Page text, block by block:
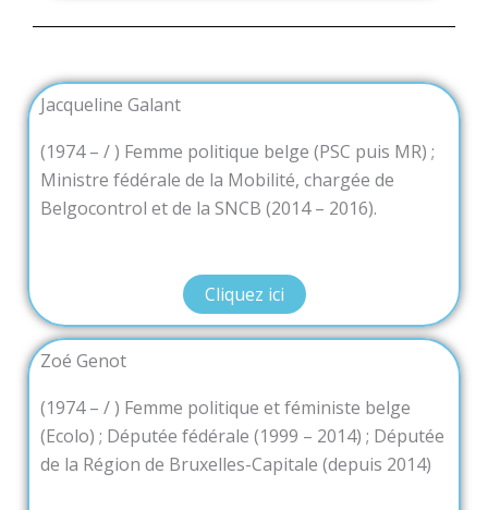
Jacqueline Galant
(1974 – / ) Femme politique belge (PSC puis MR) ;
Ministre fédérale de la Mobilité, chargée de
Belgocontrol et de la SNCB (2014 – 2016).
Cliquez ici
Zoé Genot
(1974 – / ) Femme politique et féministe belge
(Ecolo) ; Députée fédérale (1999 – 2014) ; Députée
de la Région de Bruxelles-Capitale (depuis 2014)